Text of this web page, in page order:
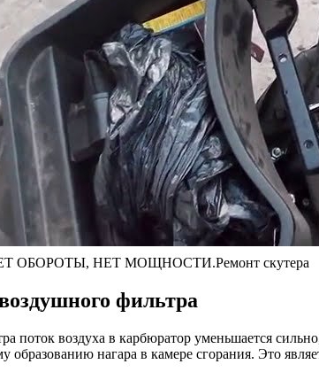
ОБОРОТЫ, НЕТ МОЩНОСТИ.Ремонт скутера
фильтра
поток воздуха в карбюратор уменьшается
образованию нагара в камере сгорания. Это